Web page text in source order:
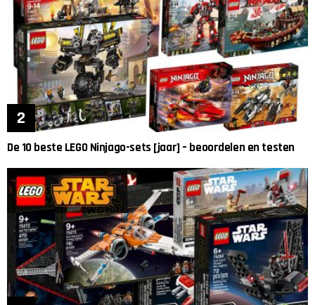
De 10 beste LEGO Ninjago-sets [jaar] – beoordelen en testen